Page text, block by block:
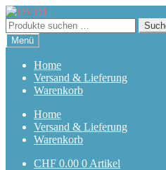
Zur
Navigation
springen
Zum
Inhalt
springen
Suchen
nach:
Menü
Home
Versand & Lieferung
Warenkorb
Home
Versand & Lieferung
Warenkorb
CHF 0.00 0 Artikel